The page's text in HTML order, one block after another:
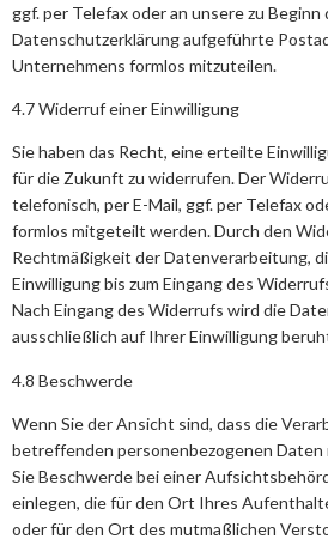
ggf. per Telefax oder an unsere zu Beginn
Datenschutzerklärung aufgeführte
Unternehmens formlos mitzuteilen.
4.7 Widerruf einer Einwilligung
Sie haben das Recht, eine erteilte
für die Zukunft zu widerrufen. Der
telefonisch, per E-Mail, ggf. per Telefax
formlos mitgeteilt werden. Durch den
Rechtmäßigkeit der Datenverarbeitung,
Einwilligung bis zum Eingang des
Nach Eingang des Widerrufs wird die
ausschließlich auf Ihrer Einwilligung
4.8 Beschwerde
Wenn Sie der Ansicht sind, dass die
betreffenden personenbezogenen
Sie Beschwerde bei einer
einlegen, die für den Ort Ihres
oder für den Ort des mutmaßlichen